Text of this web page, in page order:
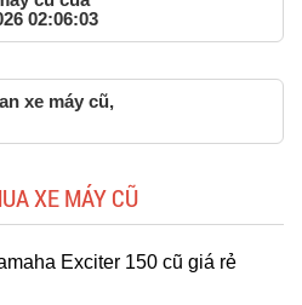
02:06:03
xe máy cũ,
XE MÁY CŨ
Exciter 150 cũ giá rẻ